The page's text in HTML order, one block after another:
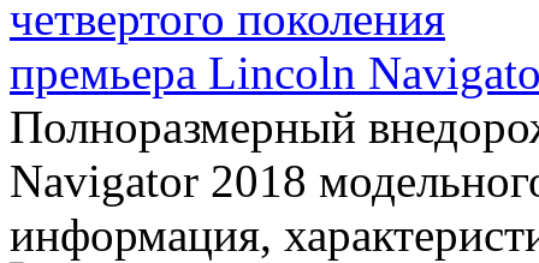
премьера Lincoln
Полноразмерный
Navigator 2018
информация,